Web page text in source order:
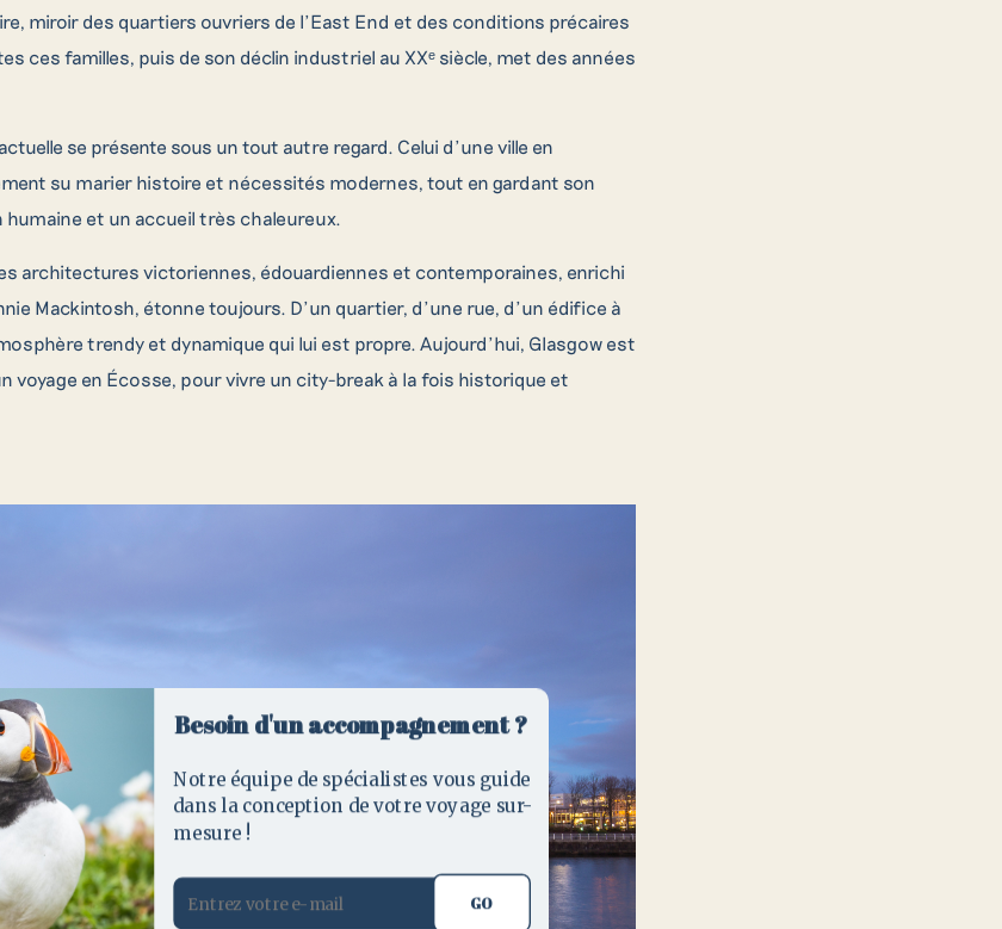
nos créateurs de voyages
ou demande de renseignement, n’hésitez pas à compléter notre
devis ou à contacter l’un de nos conseillers par téléphone.
miroir des quartiers ouvriers de l’East End et des conditions précaires
ces familles, puis de son déclin industriel au XXᵉ siècle, met des années
se présente sous un tout autre regard. Celui d’une ville en
su marier histoire et nécessités modernes, tout en gardant son
humaine et un accueil très chaleureux.
architectures victoriennes, édouardiennes et contemporaines, enrichi
Mackintosh, étonne toujours. D’un quartier, d’une rue, d’un édifice à
trendy et dynamique qui lui est propre. Aujourd’hui, Glasgow est
voyage en Écosse, pour vivre un city-break à la fois historique et
Besoin d'un accompagnement ?
Notre équipe de spécialistes vous guide
dans la conception de votre voyage sur-
mesure !
GO